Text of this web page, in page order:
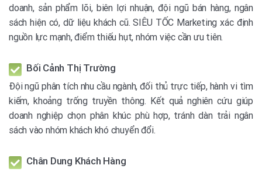
doanh, sản phẩm lõi, biên lợi nhuận, đội ngũ bán hàng, ngân
sách hiện có, dữ liệu khách cũ. SIÊU TỐC Marketing xác định
nguồn lực mạnh, điểm thiếu hụt, nhóm việc cần ưu tiên.
Bối Cảnh Thị Trường
Đội ngũ phân tích nhu cầu ngành, đối thủ trực tiếp, hành vi tìm
kiếm, khoảng trống truyền thông. Kết quả nghiên cứu giúp
doanh nghiệp chọn phân khúc phù hợp, tránh dàn trải ngân
sách vào nhóm khách khó chuyển đổi.
Chân Dung Khách Hàng